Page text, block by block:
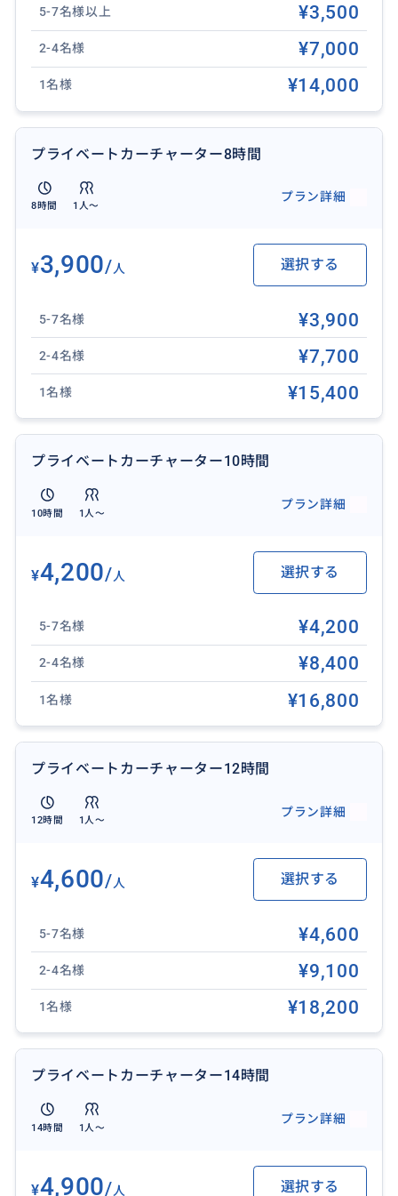
食事：特別で贅沢なランチタイムやディナータイム。
リフレッシュ： スパで旅の疲れを癒し、心身ともにリ
フレッシュ。
帰国日は重いスーツケースは車に預けたまま、身軽に
最後のバリを楽しみ、そのまま空港へ直行。プライベ
ートチャーターだからこそ実現する、ストレスフリー
で快適な帰国日をお楽しみください。
❖ 所要時間：6時間
チャーター代（ガソリン代）、ホテル送迎（対象エリ
ア内）
ィ代（スイング/ブランコ/舞踊鑑賞料金）、個人的な費
用（お土産、食事代等）、駐車場料金、チップ（目
安：車1台につき500円〜1,000円程度）など
❖ 送迎対象エリア：
バリ島の空港、ヌサドゥア、ベノア、ジンバラン、ク
タ、レギャン、スミニャック、クロボカン、チャング
ー、サヌール、ウブド。
❖ 集合場所：ご宿泊ホテルのロビー（ロビーがない場
❖ 歩きやすい靴、寺院用の羽織りもの、カメラ/スマー
トフォン、日焼け止め、虫よけスプレー、飲み水、イ
ンドネシアルピア現金があれば便利です。
❖ 催行日： 毎日（バリ島の新年「ニュピ」とその前後
を除く）
❖ 最少催行人数： 1名様
おすすめ
見たい景色、食べたいもの…全てあなたの希望通りにカ
しか知らない穴場スポットまで自由に巡ることが可能
です。
5-7名様以上 ¥3,500
2-4名様 ¥7,000
1名様 ¥14,000
プライベートカーチャーター8時間
8時間 1人〜
プラン詳細
¥3,900/人 選択する
5-7名様 ¥3,900
2-4名様 ¥7,700
1名様 ¥15,400
プライベートカーチャーター10時間
10時間 1人〜
プラン詳細
¥4,200/人 選択する
5-7名様 ¥4,200
2-4名様 ¥8,400
1名様 ¥16,800
プライベートカーチャーター12時間
12時間 1人〜
プラン詳細
¥4,600/人 選択する
5-7名様 ¥4,600
2-4名様 ¥9,100
1名様 ¥18,200
プライベートカーチャーター14時間
14時間 1人〜
プラン詳細
¥4,900/人 選択する